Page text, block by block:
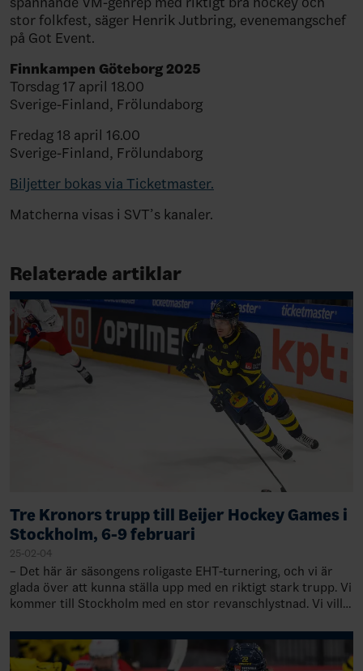
stor folkfest, säger Henrik Jutbring, evenemangschef
på Got Event.
Finnkampen Göteborg 2025
Torsdag 17 april 18.00
Sverige-Finland, Frölundaborg
Fredag 18 april 16.00
Sverige-Finland, Frölundaborg
Biljetter bokas via Ticketmaster.
Matcherna visas i SVT’s kanaler.
Relaterade artiklar
Tre Kronors trupp till Beijer Hockey Games i
Stockholm, 6-9 februari
25-02-04
– Det här är säsongens roligaste EHT-turnering, och vi är
glada över att kunna ställa upp med en riktigt stark trupp. Vi
kommer till Stockholm med en stor revanschlystnad. Vi vill